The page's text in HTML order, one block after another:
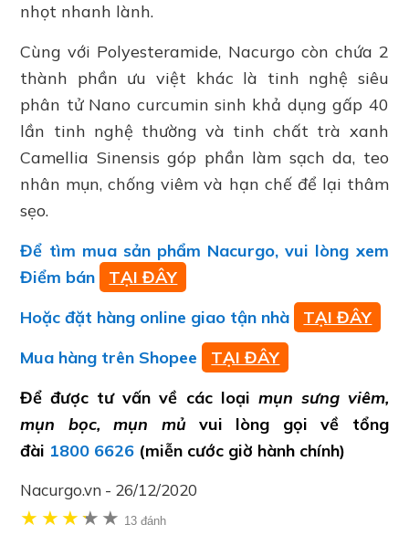
nhọt nhanh lành.
Cùng với Polyesteramide, Nacurgo còn chứa 2
thành phần ưu việt khác là tinh nghệ siêu
phân tử Nano curcumin sinh khả dụng gấp 40
lần tinh nghệ thường và tinh chất trà xanh
Camellia Sinensis góp phần làm sạch da, teo
nhân mụn, chống viêm và hạn chế để lại thâm
sẹo.
Để tìm mua sản phẩm Nacurgo, vui lòng xem
Điểm bán
TẠI ĐÂY
Hoặc đặt hàng online giao tận nhà
TẠI ĐÂY
Mua hàng trên Shopee
TẠI ĐÂY
Để được tư vấn về các loại mụn sưng viêm,
mụn bọc, mụn mủvui lòng gọi về tổng
đài 1800 6626 (miễn cước giờ hành chính)
Nacurgo.vn - 26/12/2020
★ ★★★ ★
★ 13 đánh